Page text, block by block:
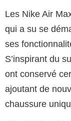
Les Nike Air
qui a su se
ses
S’inspirant du
ont conservé
ajoutant de
chaussure